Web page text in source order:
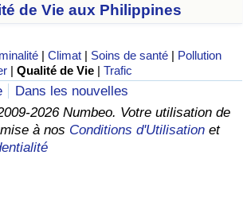
de Vie aux Philippines
|Climat | Soins de santé | Pollution
|Qualité de Vie |Trafic
Dans les nouvelles
2026 Numbeo. Votre utilisation de
à nos Conditions d'Utilisation et
la vie par pays
l'immobilier par Pays
vie par pays
(Actuel)